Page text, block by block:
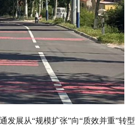
发展从“规模扩张”向“质效并重”转型